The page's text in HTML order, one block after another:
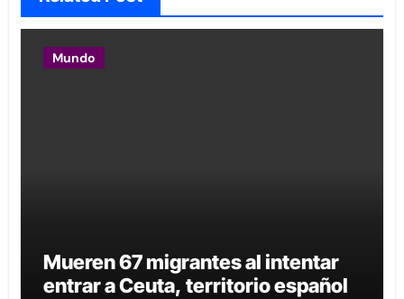
Mundo
Mueren 67 migrantes al intentar
entrar a Ceuta, territorio español